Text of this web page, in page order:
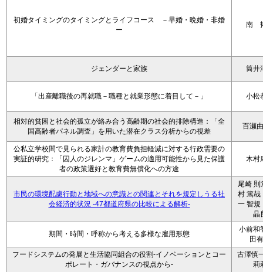
初婚タイミングのタイミングとライフコース －早婚・晩婚・非婚
ー
南
ジェンダーと家族 筒井
「出産離職後の再就職－職種と就業形態に着目して－」 小松
相対的貧困と社会的孤立が絡み合う高齢期の社会的排除構造：「全
国高齢者パネル調査」を用いた潜在クラス分析からの視差
百瀬
公私立学校間で見られる家計の教育費負担軽減に対する行政需要の
実証的研究：「囚人のジレンマ」ゲームの適用可能性から見た保護
者の政策選好と教育費無償化への方途
木村
市民の環境配慮行動と地域への意識との関連とそれを規定しうる社
会経済的状況 -47都道府県の比較による解析-
尾崎 則
村 篤哉
一 智規
晶
期間・時間・呼称から考える多様な雇用形態
小前和
田
フードシステムの発展と生活協同組合の役割-イノベーションとコー
ポレート・ガバナンスの視点から-
古澤慎
莉